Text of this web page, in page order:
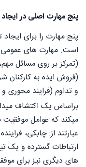
پنج مهارت اصلی در
پنج مهارت را برای
است. مهارت های
(تمرکز بر روی مسائل
(فروش ایده به
و تداوم (فرایند محوری
براساس یک اکتشاف
میکند که عوامل موفقیت
عبارتند از: چابکی،
ارتباطات گسترده و یک
های دیگری نیز برای